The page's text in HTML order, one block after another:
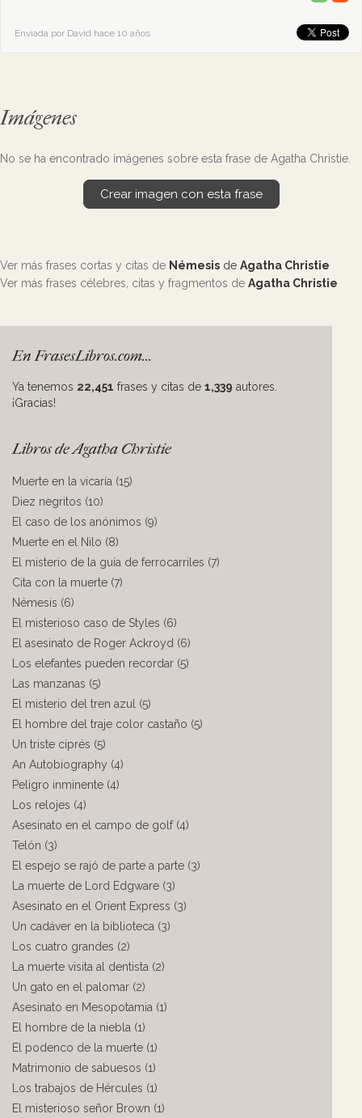
Enviada por David hace 10 años
Imágenes
No se ha encontrado imágenes sobre esta frase de Agatha Christie.
Crear imagen con esta frase
Ver más frases cortas y citas de Némesis de Agatha Christie
Ver más frases célebres, citas y fragmentos de Agatha Christie
En FrasesLibros.com...
Ya tenemos 22,451 frases y citas de 1,339 autores.
¡Gracias!
Libros de Agatha Christie
Muerte en la vicaría (15)
Diez negritos (10)
El caso de los anónimos (9)
Muerte en el Nilo (8)
El misterio de la guía de ferrocarriles (7)
Cita con la muerte (7)
Némesis (6)
El misterioso caso de Styles (6)
El asesinato de Roger Ackroyd (6)
Los elefantes pueden recordar (5)
Las manzanas (5)
El misterio del tren azul (5)
El hombre del traje color castaño (5)
Un triste ciprés (5)
An Autobiography (4)
Peligro inminente (4)
Los relojes (4)
Asesinato en el campo de golf (4)
Telón (3)
El espejo se rajó de parte a parte (3)
La muerte de Lord Edgware (3)
Asesinato en el Orient Express (3)
Un cadáver en la biblioteca (3)
Los cuatro grandes (2)
La muerte visita al dentista (2)
Un gato en el palomar (2)
Asesinato en Mesopotamia (1)
El hombre de la niebla (1)
El podenco de la muerte (1)
Matrimonio de sabuesos (1)
Los trabajos de Hércules (1)
El misterioso señor Brown (1)